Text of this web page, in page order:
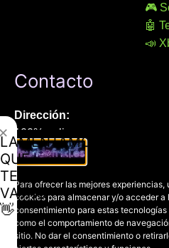
Para ofrecer las mejores
cookies para almacenar y/o acceder
consentimiento para estas
como el comportamiento de
sitio. No dar el consentimiento o
🎮
🤖
📣
Contacto
Dirección:
100% online
Manresa (08241), Barcelona
Chat Whatsapp (solo texto):
+34 689 800 662
Correo:
LAMENTAMOS
QUE
TE
VAYAS
👋